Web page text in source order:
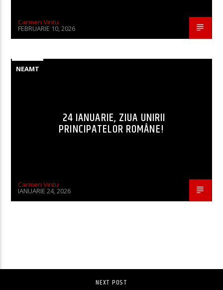
Carmen Vintu
FEBRUARIE 10, 2026
NEAMT
24 IANUARIE, ZIUA UNIRII
PRINCIPATELOR ROMÂNE!
Carmen Vintu
IANUARIE 24, 2026
NEXT POST